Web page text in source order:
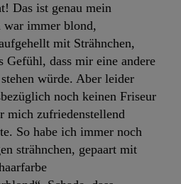
Das ist genau mein
war immer blond,
mit Strähnchen,
Gefühl, dass mir eine andere
würde. Aber leider
noch keinen Friseur
mich zufriedenstellend
So habe ich immer noch
strähnchen, gepaart mit